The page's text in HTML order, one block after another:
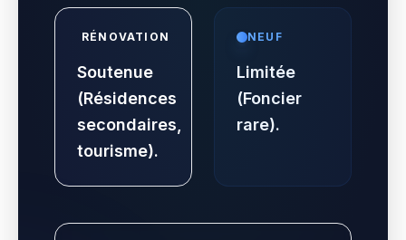
RÉNOVATION
Soutenue
(Résidences
secondaires,
tourisme).
NEUF
Limitée
(Foncier
rare).